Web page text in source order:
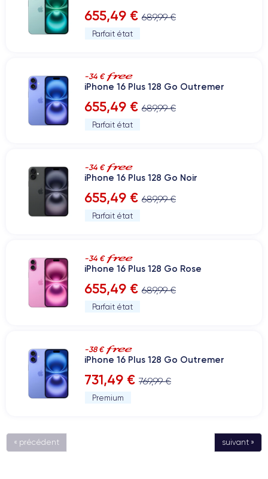
655,49 € 689,99 €
Parfait état
-34 €
iPhone 16 Plus 128 Go Outremer
655,49 € 689,99 €
Parfait état
-34 €
iPhone 16 Plus 128 Go Noir
655,49 € 689,99 €
Parfait état
-34 €
iPhone 16 Plus 128 Go Rose
655,49 € 689,99 €
Parfait état
-38 €
iPhone 16 Plus 128 Go Outremer
731,49 € 769,99 €
Premium
« précédent suivant »